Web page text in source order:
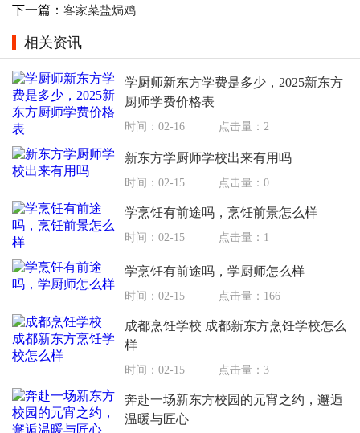
下一篇： 客家菜盐焗鸡
相关资讯
学厨师新东方学费是多少，2025新东方
厨师学费价格表
时间：02-16 点击量：2
新东方学厨师学校出来有用吗
时间：02-15 点击量：0
学烹饪有前途吗，烹饪前景怎么样
时间：02-15 点击量：1
学烹饪有前途吗，学厨师怎么样
时间：02-15 点击量：166
成都烹饪学校 成都新东方烹饪学校怎么
样
时间：02-15 点击量：3
奔赴一场新东方校园的元宵之约，邂逅
温暖与匠心